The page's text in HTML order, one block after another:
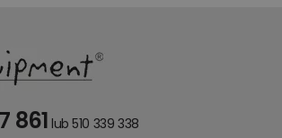
861 lub 510 339 338